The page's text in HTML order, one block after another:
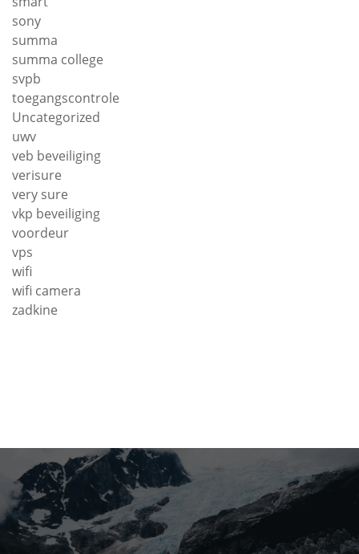
sony
summa
summa college
svpb
toegangscontrole
Uncategorized
uwv
veb beveiliging
verisure
very sure
vkp beveiliging
voordeur
vps
wifi
wifi camera
zadkine